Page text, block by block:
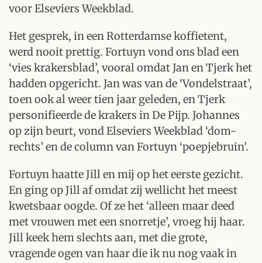
voor Elseviers Weekblad.
Het gesprek, in een Rotterdamse koffietent,
werd nooit prettig. Fortuyn vond ons blad een
‘vies krakersblad’, vooral omdat Jan en Tjerk het
hadden opgericht. Jan was van de ‘Vondelstraat’,
toen ook al weer tien jaar geleden, en Tjerk
personifieerde de krakers in De Pijp. Johannes
op zijn beurt, vond Elseviers Weekblad ‘dom-
rechts’ en de column van Fortuyn ‘poepjebruin’.
Fortuyn haatte Jill en mij op het eerste gezicht.
En ging op Jill af omdat zij wellicht het meest
kwetsbaar oogde. Of ze het ‘alleen maar deed
met vrouwen met een snorretje’, vroeg hij haar.
Jill keek hem slechts aan, met die grote,
vragende ogen van haar die ik nu nog vaak in